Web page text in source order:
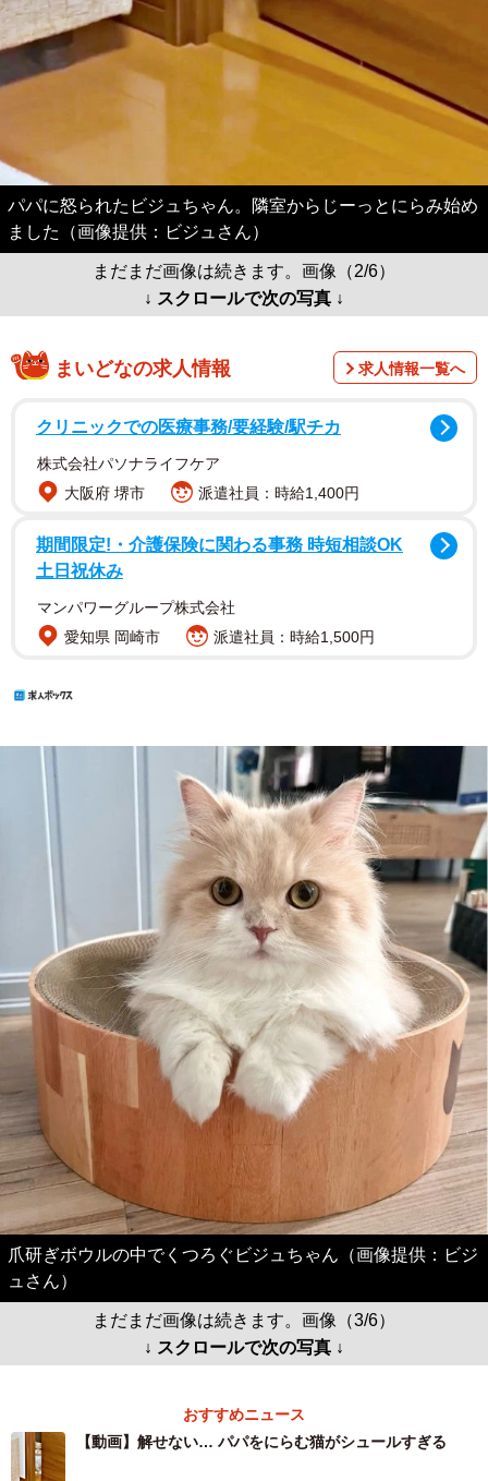
パパに怒られたビジュちゃん。隣室からじーっとにらみ始め
ました（画像提供：ビジュさん）
まだまだ画像は続きます。画像（2/6）
↓ スクロールで次の写真 ↓
まいどなの求人情報 求人情報一覧へ
クリニックでの医療事務/要経験/駅チカ
株式会社パソナライフケア
大阪府 堺市
派遣社員：時給1,400円
期間限定!・介護保険に関わる事務 時短相談OK
土日祝休み
マンパワーグループ株式会社
愛知県 岡崎市
派遣社員：時給1,500円
爪研ぎボウルの中でくつろぐビジュちゃん（画像提供：ビジ
ュさん）
まだまだ画像は続きます。画像（3/6）
↓ スクロールで次の写真 ↓
おすすめニュース
【動画】解せない… パパをにらむ猫がシュールすぎる